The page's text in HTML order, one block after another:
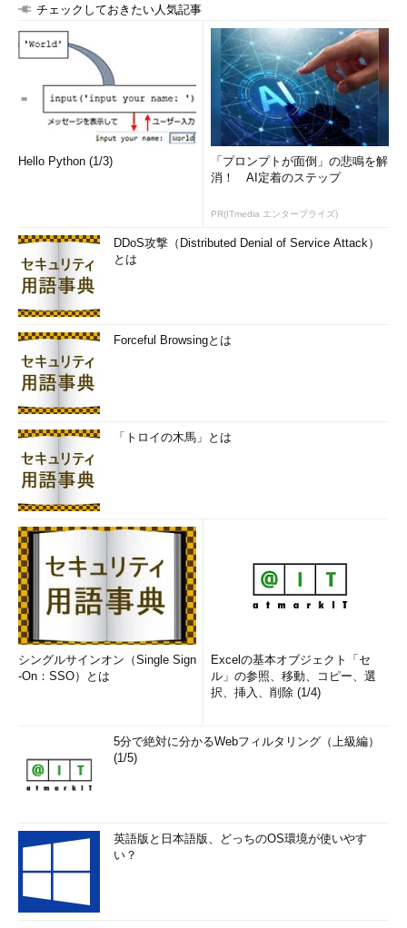
チェックしておきたい人気記事
Hello Python (1/3)
「プロンプトが面倒」の悲鳴を解
消！ AI定着のステップ
PR(ITmedia エンタープライズ)
DDoS攻撃（Distributed Denial of Service Attack）
とは
Forceful Browsingとは
「トロイの木馬」とは
シングルサインオン（Single Sign
-On：SSO）とは
Excelの基本オブジェクト「セ
ル」の参照、移動、コピー、選
択、挿入、削除 (1/4)
5分で絶対に分かるWebフィルタリング（上級編）
(1/5)
英語版と日本語版、どっちのOS環境が使いやす
い？